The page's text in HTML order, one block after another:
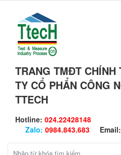
TRANG TMĐT CHÍNH
TY CỔ PHẨN CÔNG
TTECH
Hotline: 024.22428148
Zalo: 0984.843.683 Email: